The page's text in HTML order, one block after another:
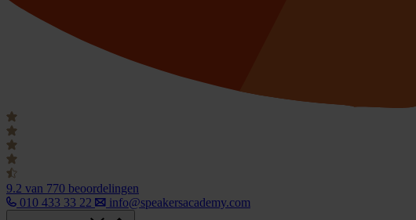
9.2 van 770 beoordelingen
010 433 33 22
info@speakersacademy.com